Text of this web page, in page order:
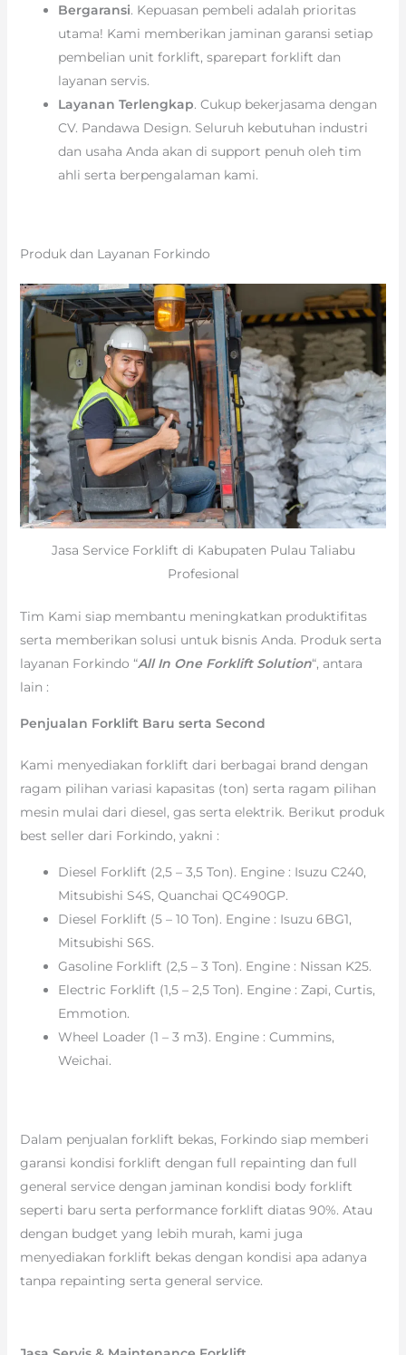
Bergaransi. Kepuasan pembeli adalah prioritas
utama! Kami memberikan jaminan garansi setiap
pembelian unit forklift, sparepart forklift dan
layanan servis.
Layanan Terlengkap. Cukup bekerjasama dengan
CV. Pandawa Design. Seluruh kebutuhan industri
dan usaha Anda akan di support penuh oleh tim
ahli serta berpengalaman kami.
Produk dan Layanan Forkindo
Jasa Service Forklift di Kabupaten Pulau Taliabu
Profesional
Tim Kami siap membantu meningkatkan produktifitas
serta memberikan solusi untuk bisnis Anda. Produk serta
layanan Forkindo “All In One Forklift Solution“, antara
lain :
Penjualan Forklift Baru serta Second
Kami menyediakan forklift dari berbagai brand dengan
ragam pilihan variasi kapasitas (ton) serta ragam pilihan
mesin mulai dari diesel, gas serta elektrik. Berikut produk
best seller dari Forkindo, yakni :
Diesel Forklift (2,5 – 3,5 Ton). Engine : Isuzu C240,
Mitsubishi S4S, Quanchai QC490GP.
Diesel Forklift (5 – 10 Ton). Engine : Isuzu 6BG1,
Mitsubishi S6S.
Gasoline Forklift (2,5 – 3 Ton). Engine : Nissan K25.
Electric Forklift (1,5 – 2,5 Ton). Engine : Zapi, Curtis,
Emmotion.
Wheel Loader (1 – 3 m3). Engine : Cummins,
Weichai.
Dalam penjualan forklift bekas, Forkindo siap memberi
garansi kondisi forklift dengan full repainting dan full
general service dengan jaminan kondisi body forklift
seperti baru serta performance forklift diatas 90%. Atau
dengan budget yang lebih murah, kami juga
menyediakan forklift bekas dengan kondisi apa adanya
tanpa repainting serta general service.